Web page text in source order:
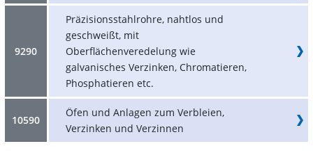
9290
Präzisionsstahlrohre, nahtlos und
geschweißt, mit
Oberflächenveredelung wie
galvanisches Verzinken, Chromatieren,
Phosphatieren etc.
10590
Öfen und Anlagen zum Verbleien,
Verzinken und Verzinnen